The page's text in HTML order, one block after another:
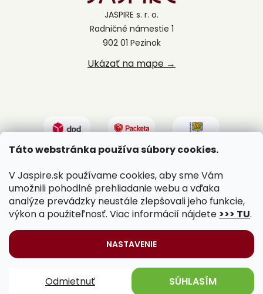
Táto webstránka používa súbory cookies.
V Jaspire.sk používame cookies, aby sme Vám
umožnili pohodlné prehliadanie webu a vďaka
analýze prevádzky neustále zlepšovali jeho funkcie,
výkon a použiteľnosť. Viac informácií nájdete >>> TU.
NASTAVENIE
Odmietnuť SÚHLASÍM
JASPIRE s. r. o.
Radničné námestie 1
902 01 Pezinok
Ukázať na mape →
Jaspire.sk. Všetky práva vyhradené.
Upraviť nastavenie cookies